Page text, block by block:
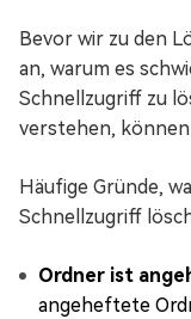
Bevor wir zu den
an, warum es
Schnellzugriff zu
verstehen, können
Häufige Gründe,
Schnellzugriff
Ordner ist
angeheftete